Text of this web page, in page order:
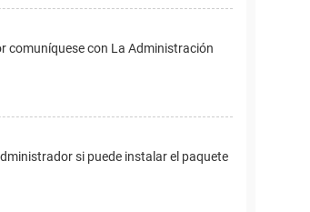
comuníquese con La Administración
si puede instalar el paquete